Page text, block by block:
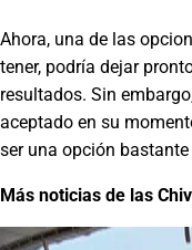
Ahora, una de las
tener, podría dejar
resultados. Sin
aceptado en su
ser una opción
Más noticias de las